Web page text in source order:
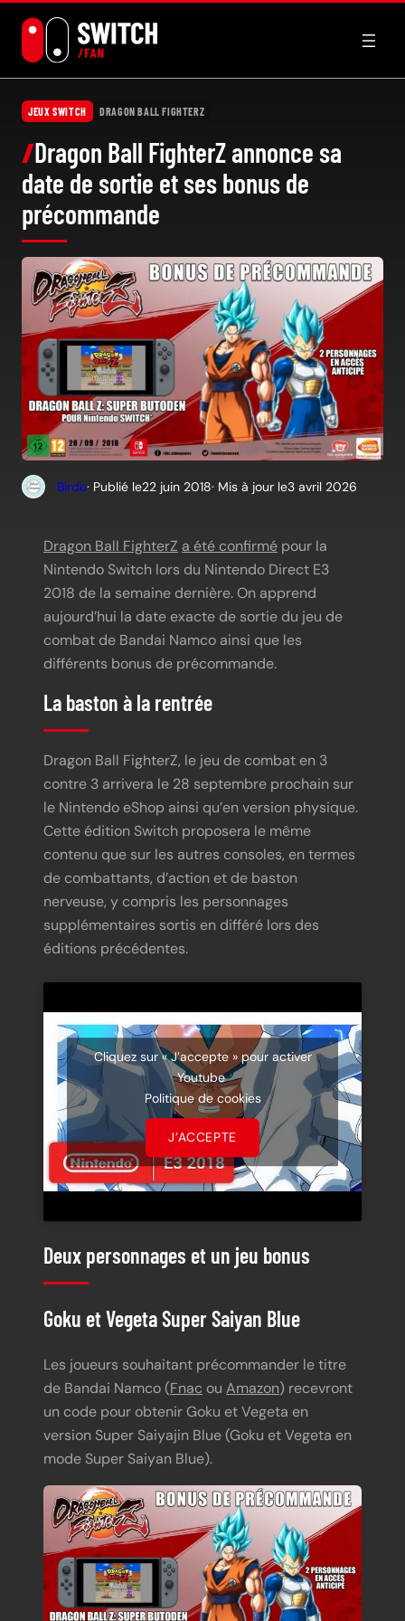
contenu
JEUX SWITCH DRAGON BALL FIGHTERZ
Dragon Ball FighterZ annonce sa
date de sortie et ses bonus de
précommande
Birdo· Publié le22 juin 2018· Mis à jour le3 avril 2026
Dragon Ball FighterZ a été confirmé pour la
Nintendo Switch lors du Nintendo Direct E3
2018 de la semaine dernière. On apprend
aujourd’hui la date exacte de sortie du jeu de
combat de Bandai Namco ainsi que les
différents bonus de précommande.
La baston à la rentrée
Dragon Ball FighterZ, le jeu de combat en 3
contre 3 arrivera le 28 septembre prochain sur
le Nintendo eShop ainsi qu’en version physique.
Cette édition Switch proposera le même
contenu que sur les autres consoles, en termes
de combattants, d’action et de baston
nerveuse, y compris les personnages
supplémentaires sortis en différé lors des
éditions précédentes.
Cliquez sur « J’accepte » pour activer
Youtube
Politique de cookies
J’ACCEPTE
Deux personnages et un jeu bonus
Goku et Vegeta Super Saiyan Blue
Les joueurs souhaitant précommander le titre
de Bandai Namco (Fnac ou Amazon) recevront
un code pour obtenir Goku et Vegeta en
version Super Saiyajin Blue (Goku et Vegeta en
mode Super Saiyan Blue).